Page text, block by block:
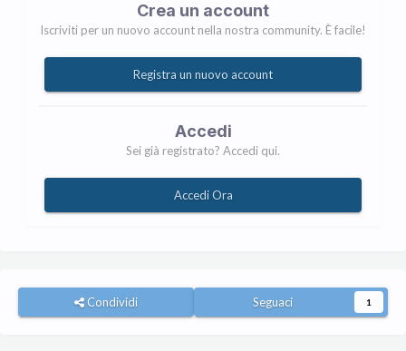
Crea un account
Iscriviti per un nuovo account nella nostra community. È facile!
Registra un nuovo account
Accedi
Sei già registrato? Accedi qui.
Accedi Ora
Condividi Seguaci 1